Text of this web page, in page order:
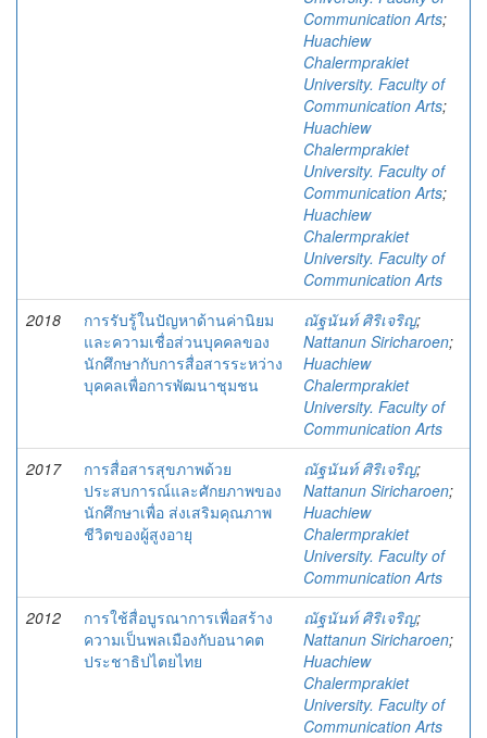
Communication Arts;
Huachiew
Chalermprakiet
University. Faculty of
Communication Arts;
Huachiew
Chalermprakiet
University. Faculty of
Communication Arts;
Huachiew
Chalermprakiet
University. Faculty of
Communication Arts
2018
การรับรู้ในปัญหาด้านค่านิยม
และความเชื่อส่วนบุคคลของ
นักศึกษากับการสื่อสารระหว่าง
บุคคลเพื่อการพัฒนาชุมชน
ณัฐนันท์ ศิริเจริญ;
Nattanun Siricharoen;
Huachiew
Chalermprakiet
University. Faculty of
Communication Arts
2017
การสื่อสารสุขภาพด้วย
ประสบการณ์และศักยภาพของ
นักศึกษาเพื่อ ส่งเสริมคุณภาพ
ชีวิตของผู้สูงอายุ
ณัฐนันท์ ศิริเจริญ;
Nattanun Siricharoen;
Huachiew
Chalermprakiet
University. Faculty of
Communication Arts
2012
การใช้สื่อบูรณาการเพื่อสร้าง
ความเป็นพลเมืองกับอนาคต
ประชาธิปไตยไทย
ณัฐนันท์ ศิริเจริญ;
Nattanun Siricharoen;
Huachiew
Chalermprakiet
University. Faculty of
Communication Arts